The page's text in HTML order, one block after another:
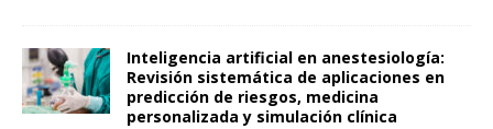
Inteligencia artificial en anestesiología:
Revisión sistemática de aplicaciones en
predicción de riesgos, medicina
personalizada y simulación clínica